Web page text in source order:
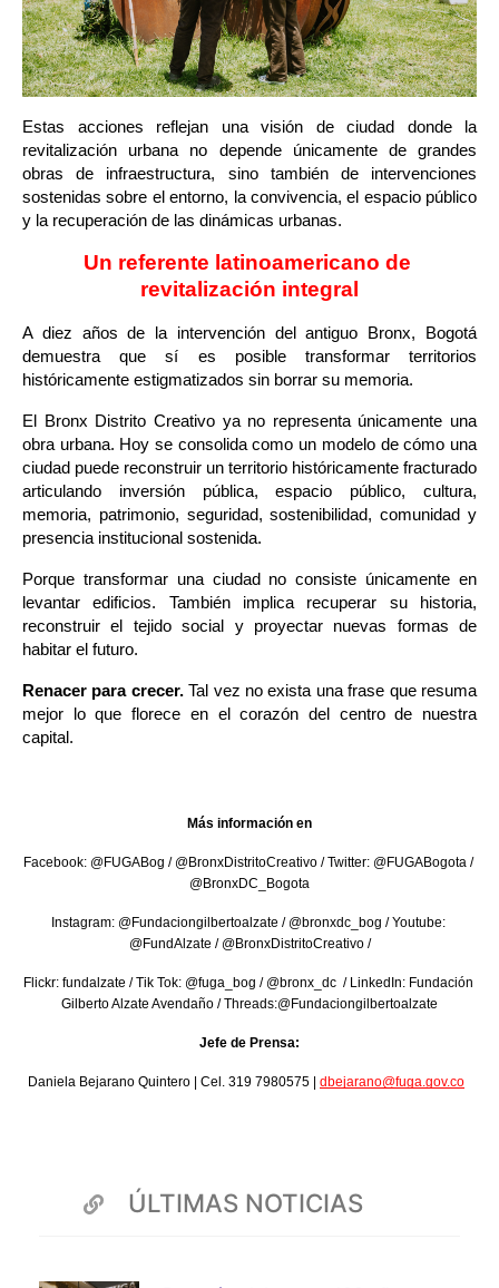
Estas acciones reflejan una visión de ciudad donde la
revitalización urbana no depende únicamente de grandes
obras de infraestructura, sino también de intervenciones
sostenidas sobre el entorno, la convivencia, el espacio público
y la recuperación de las dinámicas urbanas.
Un referente latinoamericano de
revitalización integral
A diez años de la intervención del antiguo Bronx, Bogotá
demuestra que sí es posible transformar territorios
históricamente estigmatizados sin borrar su memoria.
El Bronx Distrito Creativo ya no representa únicamente una
obra urbana. Hoy se consolida como un modelo de cómo una
ciudad puede reconstruir un territorio históricamente fracturado
articulando inversión pública, espacio público, cultura,
memoria, patrimonio, seguridad, sostenibilidad, comunidad y
presencia institucional sostenida.
Porque transformar una ciudad no consiste únicamente en
levantar edificios. También implica recuperar su historia,
reconstruir el tejido social y proyectar nuevas formas de
habitar el futuro.
Renacer para crecer. Tal vez no exista una frase que resuma
mejor lo que florece en el corazón del centro de nuestra
capital.
Más información en
Facebook: @FUGABog / @BronxDistritoCreativo / Twitter: @FUGABogota /
@BronxDC_Bogota
Instagram: @Fundaciongilbertoalzate / @bronxdc_bog / Youtube:
@FundAlzate / @BronxDistritoCreativo /
Flickr: fundalzate / Tik Tok: @fuga_bog / @bronx_dc  / LinkedIn: Fundación
Gilberto Alzate Avendaño / Threads:@Fundaciongilbertoalzate
Jefe de Prensa:
Daniela Bejarano Quintero | Cel. 319 7980575 | dbejarano@fuga.gov.co
ÚLTIMAS NOTICIAS